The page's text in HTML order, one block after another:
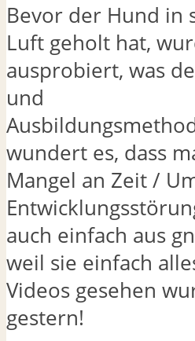
Bevor der Hund in
Luft geholt hat,
ausprobiert, was
und
wundert es, dass
Mangel an Zeit /
auch einfach aus
weil sie einfach
Videos gesehen
gestern!